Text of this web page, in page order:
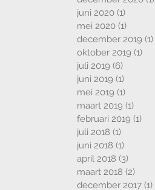
juni 2020 (1)
mei 2020 (1)
december 2019 (1)
oktober 2019 (1)
juli 2019 (6)
juni 2019 (1)
mei 2019 (1)
maart 2019 (1)
februari 2019 (1)
juli 2018 (1)
juni 2018 (1)
april 2018 (3)
maart 2018 (2)
december 2017 (1)